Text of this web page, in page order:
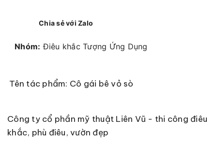
Chia sẻ với Zalo
Nhóm: Điêu khắc Tượng Ứng Dụng
Tên tác phẩm: Cô gái bê vỏ sò
Công ty cổ phần mỹ thuật Liên Vũ - thi công điêu
khắc, phù điêu, vườn đẹp